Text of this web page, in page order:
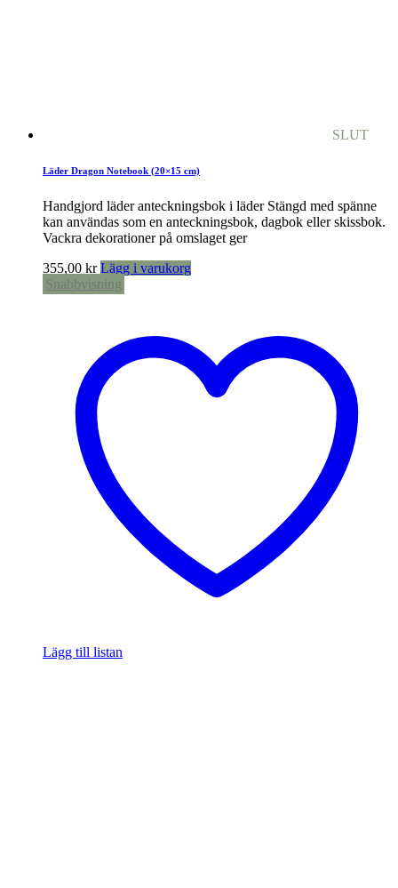
SLUT
Läder Dragon Notebook (20×15 cm)
Handgjord läder anteckningsbok i läder Stängd med spänne
kan användas som en anteckningsbok, dagbok eller skissbok.
Vackra dekorationer på omslaget ger
355,00 kr Lägg i varukorg
Snabbvisning
Lägg till listan